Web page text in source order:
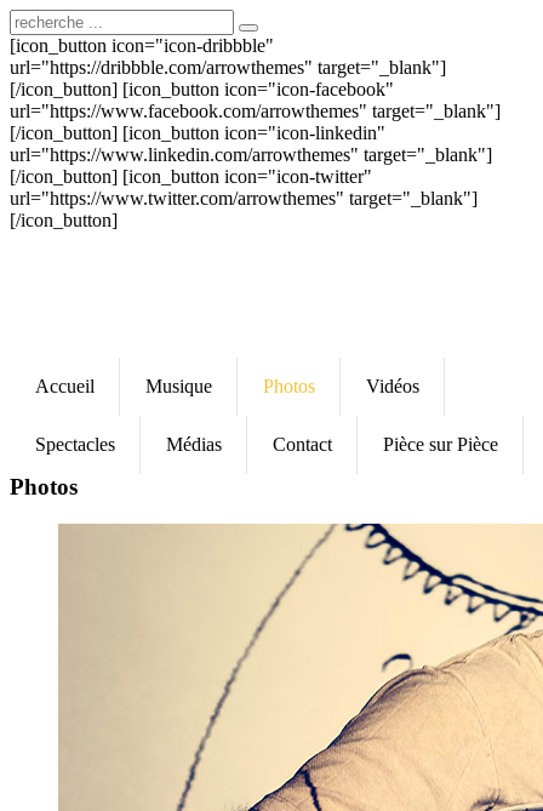
[icon_button icon="icon-dribbble"
url="https://dribbble.com/arrowthemes" target="_blank"]
[/icon_button] [icon_button icon="icon-facebook"
url="https://www.facebook.com/arrowthemes" target="_blank"]
[/icon_button] [icon_button icon="icon-linkedin"
url="https://www.linkedin.com/arrowthemes" target="_blank"]
[/icon_button] [icon_button icon="icon-twitter"
url="https://www.twitter.com/arrowthemes" target="_blank"]
[/icon_button]
Accueil Musique Photos Vidéos
Spectacles Médias Contact Pièce sur Pièce
Photos